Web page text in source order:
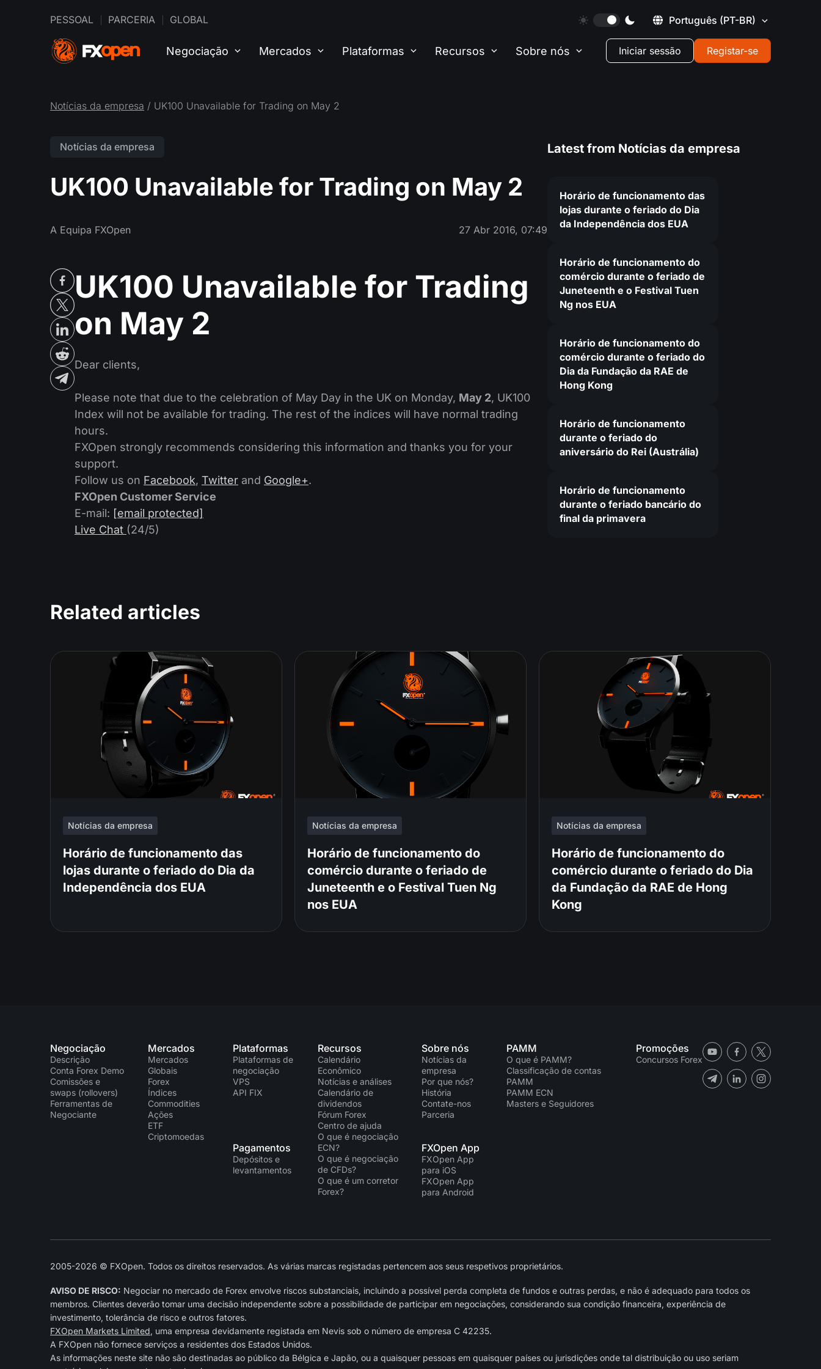
PESSOAL PARCERIA GLOBAL Português (PT-BR)
Negociação Mercados Plataformas Recursos Sobre nós Iniciar sessão Registar-se
Notícias da empresa / UK100 Unavailable for Trading on May 2
Notícias da empresa
UK100 Unavailable for Trading on May 2
A Equipa FXOpen 27 Abr 2016, 07:49
UK100 Unavailable for Trading
on May 2
Dear clients,
Please note that due to the celebration of May Day in the UK on Monday, May 2, UK100
Index will not be available for trading. The rest of the indices will have normal trading
hours.
FXOpen strongly recommends considering this information and thanks you for your
support.
Follow us on Facebook, Twitter and Google+.
FXOpen Customer Service
E-mail: [email protected]
Live Chat (24/5)
Latest from Notícias da empresa
Horário de funcionamento das
lojas durante o feriado do Dia
da Independência dos EUA
Horário de funcionamento do
comércio durante o feriado de
Juneteenth e o Festival Tuen
Ng nos EUA
Horário de funcionamento do
comércio durante o feriado do
Dia da Fundação da RAE de
Hong Kong
Horário de funcionamento
durante o feriado do
aniversário do Rei (Austrália)
Horário de funcionamento
durante o feriado bancário do
final da primavera
Related articles
Notícias da empresa
Horário de funcionamento das
lojas durante o feriado do Dia da
Independência dos EUA
Notícias da empresa
Horário de funcionamento do
comércio durante o feriado de
Juneteenth e o Festival Tuen Ng
nos EUA
Notícias da empresa
Horário de funcionamento do
comércio durante o feriado do Dia
da Fundação da RAE de Hong
Kong
Negociação
Descrição
Conta Forex Demo
Comissões e
swaps (rollovers)
Ferramentas de
Negociante
Mercados
Mercados
Globais
Forex
Índices
Commodities
Ações
ETF
Criptomoedas
Plataformas
Plataformas de
negociação
VPS
API FIX
Pagamentos
Depósitos e
levantamentos
Recursos
Calendário
Econômico
Notícias e análises
Calendário de
dividendos
Fórum Forex
Centro de ajuda
O que é negociação
ECN?
O que é negociação
de CFDs?
O que é um corretor
Forex?
Sobre nós
Notícias da
empresa
Por que nós?
História
Contate-nos
Parceria
FXOpen App
FXOpen App
para iOS
FXOpen App
para Android
PAMM
O que é PAMM?
Classificação de contas
PAMM
PAMM ECN
Masters e Seguidores
Promoções
Concursos Forex
2005-2026 © FXOpen. Todos os direitos reservados. As várias marcas registadas pertencem aos seus respetivos proprietários.
AVISO DE RISCO: Negociar no mercado de Forex envolve riscos substanciais, incluindo a possível perda completa de fundos e outras perdas, e não é adequado para todos os
membros. Clientes deverão tomar uma decisão independente sobre a possibilidade de participar em negociações, considerando sua condição financeira, experiência de
investimento, tolerância de risco e outros fatores.
FXOpen Markets Limited, uma empresa devidamente registada em Nevis sob o número de empresa C 42235.
A FXOpen não fornece serviços a residentes dos Estados Unidos.
As informações neste site não são destinadas ao público da Bélgica e Japão, ou a quaisquer pessoas em quaisquer países ou jurisdições onde tal distribuição ou uso seriam